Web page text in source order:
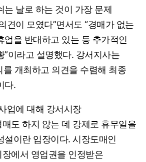
는 날로 하는 것이 가장 문제
견이 모였다”면서도 “경매가 없는
업을 반대하고 있는 등 추가적인
”이라고 설명했다. 강서지사는
개최하고 의견을 수렴해 최종
다.
업에 대해 강서시장
도 하지 않는 데 강제로 휴무일을
설이란 입장이다. 시장도매인
에서 영업권을 인정받은